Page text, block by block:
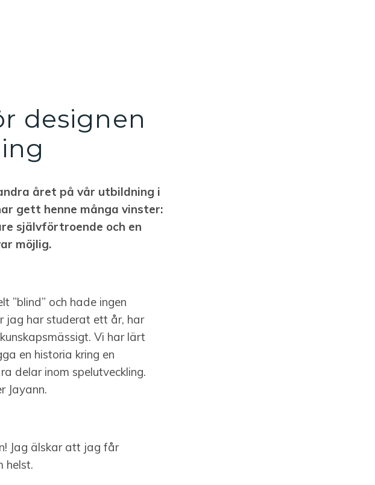
designen
året på vår utbildning i
gett henne många vinster:
självförtroende och en
möjlig.
”blind” och hade ingen
jag har studerat ett år, har
Vi har lärt
en historia kring en
delar inom spelutveckling.
Jayann.
Jag älskar att jag får
helst.